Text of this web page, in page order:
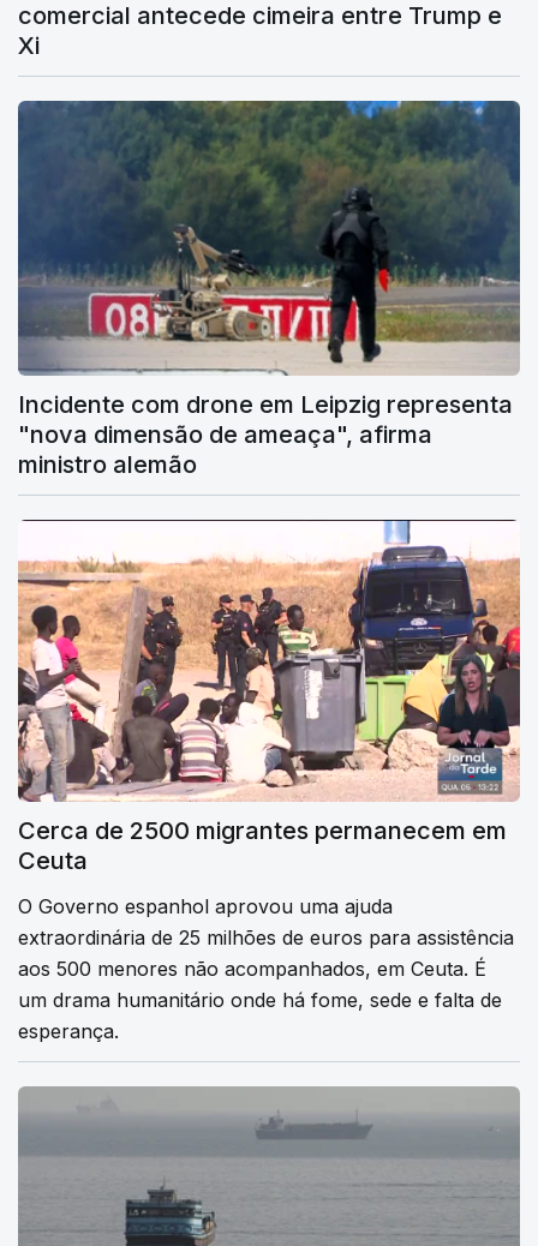
comercial antecede cimeira entre Trump e
Xi
Incidente com drone em Leipzig representa
"nova dimensão de ameaça", afirma
ministro alemão
Cerca de 2500 migrantes permanecem em
Ceuta
O Governo espanhol aprovou uma ajuda
extraordinária de 25 milhões de euros para assistência
aos 500 menores não acompanhados, em Ceuta. É
um drama humanitário onde há fome, sede e falta de
esperança.